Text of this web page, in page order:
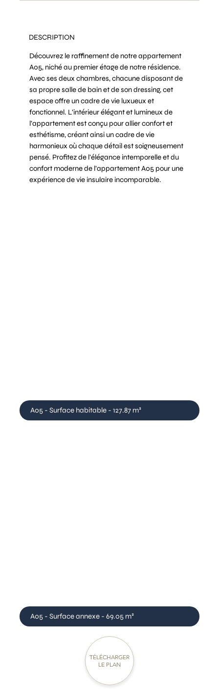
DESCRIPTION
Découvrez le raffinement de notre appartement
A05, niché au premier étage de notre résidence.
Avec ses deux chambres, chacune disposant de
sa propre salle de bain et de son dressing, cet
espace offre un cadre de vie luxueux et
fonctionnel. L’intérieur élégant et lumineux de
l’appartement est conçu pour allier confort et
esthétisme, créant ainsi un cadre de vie
harmonieux où chaque détail est soigneusement
pensé. Profitez de l’élégance intemporelle et du
confort moderne de l’appartement A05 pour une
expérience de vie insulaire incomparable.
A05 - Surface habitable - 127.87 m²
A05 - Surface annexe - 69.05 m²
TÉLÉCHARGER
LE PLAN